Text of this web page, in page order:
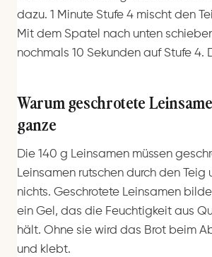
dazu. 1 Minute Stufe 4 mischt den
Mit dem Spatel nach unten
nochmals 10 Sekunden auf Stufe 4.
Warum geschrotete
ganze
Die 140 g Leinsamen müssen
Leinsamen rutschen durch den Teig
nichts. Geschrotete Leinsamen
ein Gel, das die Feuchtigkeit aus
hält. Ohne sie wird das Brot beim
und klebt.